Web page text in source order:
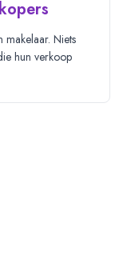
Niets
hun verkoop